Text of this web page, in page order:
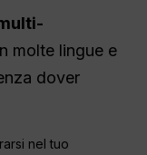
molte lingue e
dover
nel tuo